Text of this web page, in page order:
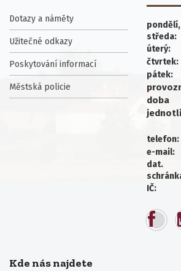
Dotazy a náměty
Užitečné odkazy
Poskytování informací
Městská policie
pondělí,
středa:
úterý:
čtvrtek:
pátek:
doba
telefon:
e-mail:
dat.
IČ:
Kde nás najdete